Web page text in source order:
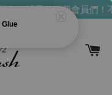
！親愛的消費會員們！
Glue